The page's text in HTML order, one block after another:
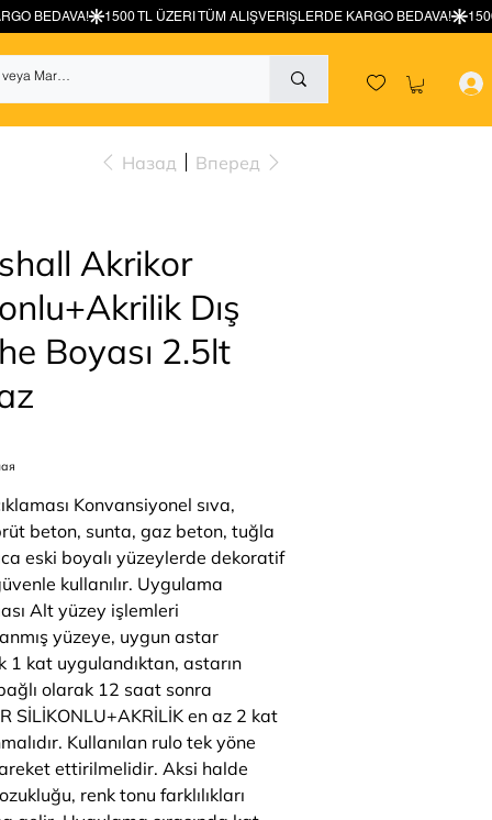
Назад Вперед
Akrikor
Dış
Boyası 2.5lt
Konvansiyonel sıva,
beton, sunta, gaz beton, tuğla
eski boyalı yüzeylerde dekoratif
kullanılır. Uygulama
Alt yüzey işlemleri
yüzeye, uygun astar
1 kat uygulandıktan, astarın
olarak 12 saat sonra
SİLİKONLU+AKRİLİK en az 2 kat
Kullanılan rulo tek yöne
ettirilmelidir. Aksi halde
renk tonu farklılıkları